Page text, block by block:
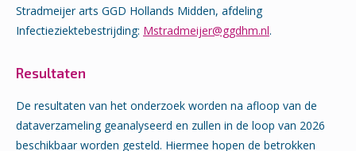
Stradmeijer arts GGD Hollands Midden, afdeling
Infectieziektebestrijding: Mstradmeijer@ggdhm.nl.
Resultaten
De resultaten van het onderzoek worden na afloop van de
dataverzameling geanalyseerd en zullen in de loop van 2026
beschikbaar worden gesteld. Hiermee hopen de betrokken